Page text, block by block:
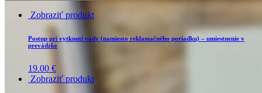
Zobraziť produkt
Postup pri vytknutí vady (namiesto reklamačného poriadku) – umiestnenie v
prevádzke
19.00 €
Zobraziť produkt